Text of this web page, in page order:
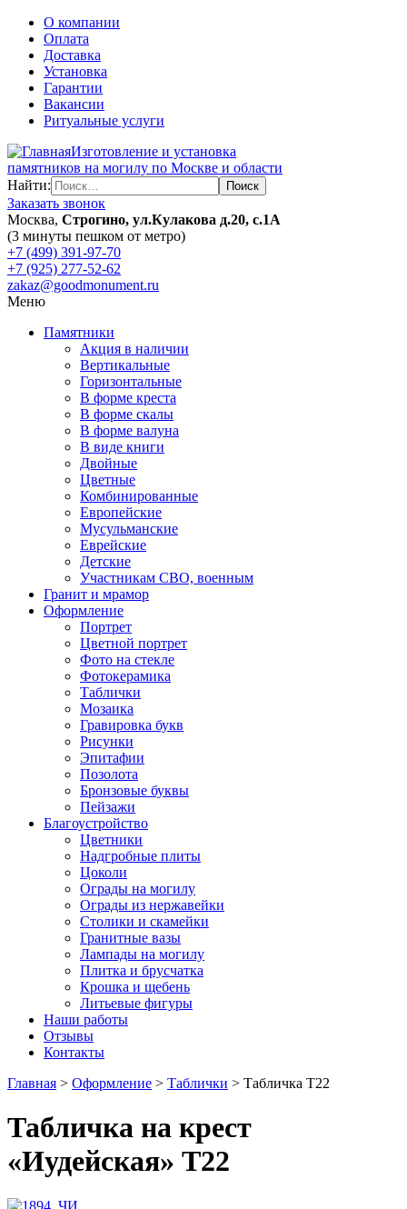
О компании
Оплата
Доставка
Установка
Гарантии
Вакансии
Ритуальные услуги
Изготовление и установка
памятников на могилу по Москве и области
Найти:
Заказать звонок
Москва, Строгино, ул.Кулакова д.20, с.1А
(3 минуты пешком от метро)
+7 (499) 391-97-70
+7 (925) 277-52-62
zakaz@goodmonument.ru
Меню
Памятники
Акция в наличии
Вертикальные
Горизонтальные
В форме креста
В форме скалы
В форме валуна
В виде книги
Двойные
Цветные
Комбинированные
Европейские
Мусульманские
Еврейские
Детские
Участникам СВО, военным
Гранит и мрамор
Оформление
Портрет
Цветной портрет
Фото на стекле
Фотокерамика
Таблички
Мозаика
Гравировка букв
Рисунки
Эпитафии
Позолота
Бронзовые буквы
Пейзажи
Благоустройство
Цветники
Надгробные плиты
Цоколи
Ограды на могилу
Ограды из нержавейки
Столики и скамейки
Гранитные вазы
Лампады на могилу
Плитка и брусчатка
Крошка и щебень
Литьевые фигуры
Наши работы
Отзывы
Контакты
Главная > Оформление > Таблички > Табличка Т22
Табличка на крест
«Иудейская» Т22